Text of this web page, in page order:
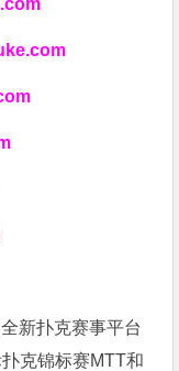
新扑克赛事平台
克锦标赛MTT和